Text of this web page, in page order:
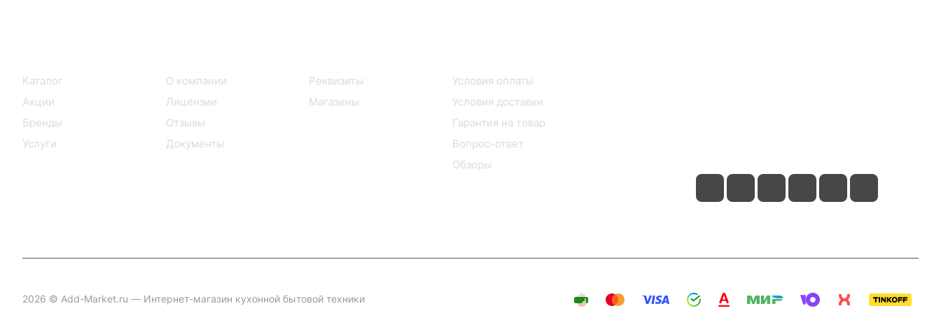
Каталог
Акции
Бренды
Услуги
О компании
Лицензии
Отзывы
Документы
Реквизиты
Магазины
Условия оплаты
Условия доставки
Гарантия на товар
Вопрос-ответ
Обзоры
2026 © Add-Market.ru — Интернет-магазин кухонной бытовой техники